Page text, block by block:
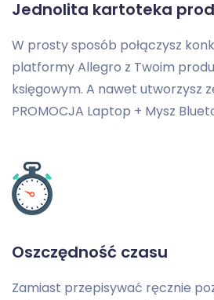
Jednolita kartoteka
W prosty sposób połączysz
platformy Allegro z Twoim
księgowym. A nawet utworzysz
PROMOCJA Laptop + Mysz
Oszczędność czasu
Zamiast przepisywać ręcznie